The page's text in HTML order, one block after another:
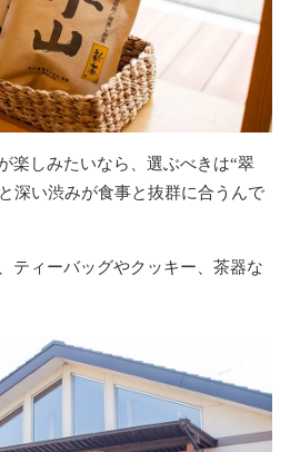
楽しみたいなら、選ぶべきは“翠
深い渋みが食事と抜群に合うんで
ティーバッグやクッキー、茶器な